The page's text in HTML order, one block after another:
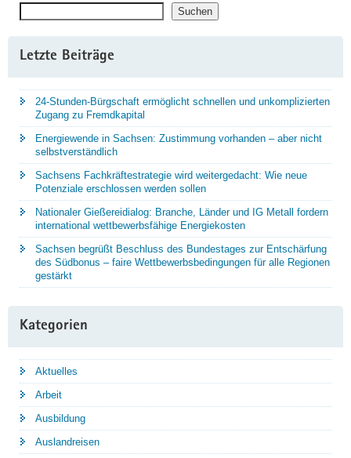
Suchen
Letzte Beiträge
24-Stunden-Bürgschaft ermöglicht schnellen und unkomplizierten
Zugang zu Fremdkapital
Energiewende in Sachsen: Zustimmung vorhanden – aber nicht
selbstverständlich
Sachsens Fachkräftestrategie wird weitergedacht: Wie neue
Potenziale erschlossen werden sollen
Nationaler Gießereidialog: Branche, Länder und IG Metall fordern
international wettbewerbsfähige Energiekosten
Sachsen begrüßt Beschluss des Bundestages zur Entschärfung
des Südbonus – faire Wettbewerbsbedingungen für alle Regionen
gestärkt
Kategorien
Aktuelles
Arbeit
Ausbildung
Auslandreisen